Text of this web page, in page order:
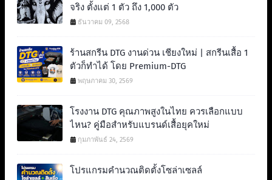
จริง ตั้งแต่ 1 ตัว ถึง 1,000 ตัว
ธันวาคม 09, 2568
ร้านสกรีน DTG งานด่วน เชียงใหม่ | สกรีนเสื้อ 1
ตัวก็ทำได้ โดย Premium-DTG
พฤษภาคม 30, 2569
โรงงาน DTG คุณภาพสูงในไทย ควรเลือกแบบ
ไหน? คู่มือสำหรับแบรนด์เสื้อยุคใหม่
กุมภาพันธ์ 24, 2569
โปรแกรมคำนวณติดตั้งโซล่าเซลล์